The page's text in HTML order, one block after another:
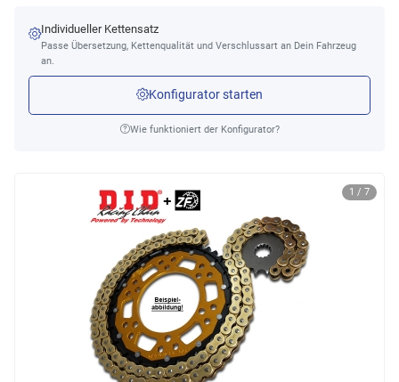
1 / 7
Individueller Kettensatz
Passe Übersetzung, Kettenqualität und Verschlussart an Dein Fahrzeug
an.
Konfigurator starten
Wie funktioniert der Konfigurator?